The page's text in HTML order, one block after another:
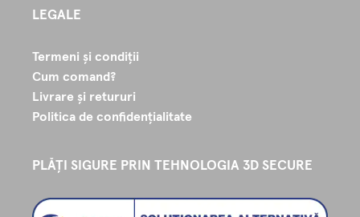
LEGALE
Termeni și condiții
Cum comand?
Livrare și retururi
Politica de confidențialitate
PLĂȚI SIGURE PRIN TEHNOLOGIA 3D SECURE